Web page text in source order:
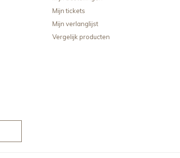
Mijn tickets
Mijn verlanglijst
Vergelijk producten